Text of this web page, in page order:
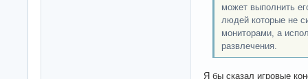
может выполнить
людей которые не
мониторами, а
развлечения.
Я бы сказал игровые